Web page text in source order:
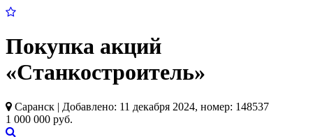
Покупка акций
«Станкостроитель»
Саранск | Добавлено: 11 декабря 2024, номер: 148537
1 000 000 руб.